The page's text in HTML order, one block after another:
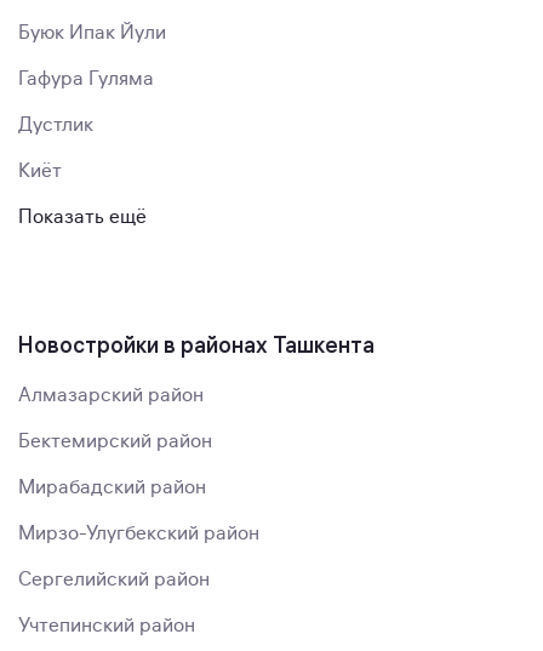
Буюк Ипак Йули
Гафура Гуляма
Дустлик
Киёт
Показать ещё
Новостройки в районах Ташкента
Алмазарский район
Бектемирский район
Мирабадский район
Мирзо-Улугбекский район
Сергелийский район
Учтепинский район